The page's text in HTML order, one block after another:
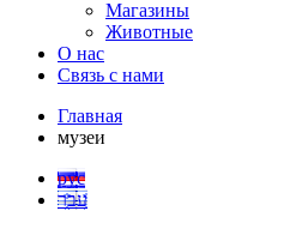
Магазины
Животные
О нас
Связь с нами
Главная
музеи
рус
עבר